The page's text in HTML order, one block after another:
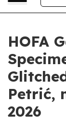
HOFA
Petrić,
2026